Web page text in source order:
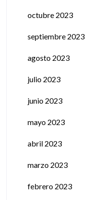
octubre 2023
septiembre 2023
agosto 2023
julio 2023
junio 2023
mayo 2023
abril 2023
marzo 2023
febrero 2023